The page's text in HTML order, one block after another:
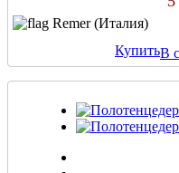
Remer (Италия)
КупитьВ